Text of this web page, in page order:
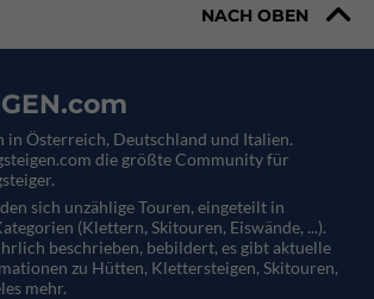
NACH OBEN
in Österreich, Deutschland und Italien.
die größte Community für
sich unzählige Touren, eingeteilt in
(Klettern, Skitouren, Eiswände, ...).
beschrieben, bebildert, es gibt aktuelle
zu Hütten, Klettersteigen, Skitouren,
mehr.